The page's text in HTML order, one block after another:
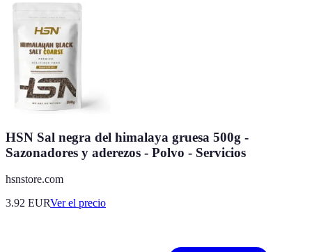
HSN Sal negra del himalaya gruesa 500g -
Sazonadores y aderezos - Polvo - Servicios
hsnstore.com
3.92 EURVer el precio